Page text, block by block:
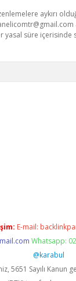
aykırı
yasal süre içerisinde
E-mail:
Whatsapp:
@karabul
5651 Sayılı Kanun